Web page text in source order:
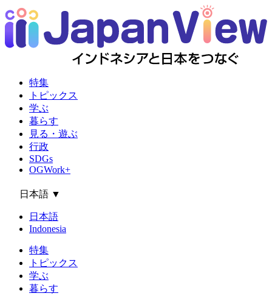
特集
トピックス
学ぶ
暮らす
見る・遊ぶ
行政
SDGs
OGWork+
日本語 ▼
日本語
Indonesia
特集
トピックス
学ぶ
暮らす